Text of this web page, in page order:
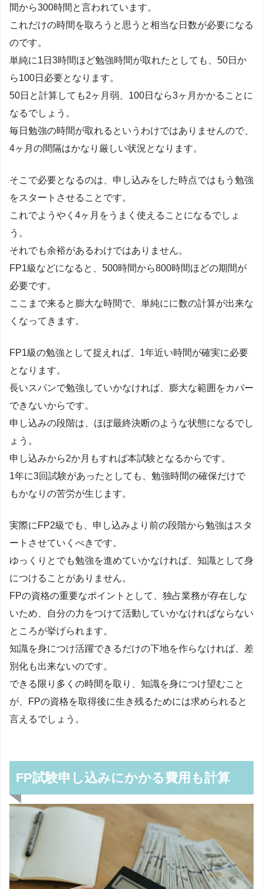
間から300時間と言われています。
これだけの時間を取ろうと思うと相当な日数が必要になる
のです。
単純に1日3時間ほど勉強時間が取れたとしても、50日か
ら100日必要となります。
50日と計算しても2ヶ月弱、100日なら3ヶ月かかることに
なるでしょう。
毎日勉強の時間が取れるというわけではありませんので、
4ヶ月の間隔はかなり厳しい状況となります。
そこで必要となるのは、申し込みをした時点ではもう勉強
をスタートさせることです。
これでようやく4ヶ月をうまく使えることになるでしょ
う。
それでも余裕があるわけではありません。
FP1級などになると、500時間から800時間ほどの期間が
必要です。
ここまで来ると膨大な時間で、単純にに数の計算が出来な
くなってきます。
FP1級の勉強として捉えれば、1年近い時間が確実に必要
となります。
長いスパンで勉強していかなければ、膨大な範囲をカバー
できないからです。
申し込みの段階は、ほぼ最終決断のような状態になるでし
ょう。
申し込みから2か月もすれば本試験となるからです。
1年に3回試験があったとしても、勉強時間の確保だけで
もかなりの苦労が生じます。
実際にFP2級でも、申し込みより前の段階から勉強はスタ
ートさせていくべきです。
ゆっくりとでも勉強を進めていかなければ、知識として身
につけることがありません。
FPの資格の重要なポイントとして、独占業務が存在しな
いため、自分の力をつけて活動していかなければならない
ところが挙げられます。
知識を身につけ活躍できるだけの下地を作らなければ、差
別化も出来ないのです。
できる限り多くの時間を取り、知識を身につけ望むこと
が、FPの資格を取得後に生き残るためには求められると
言えるでしょう。
FP試験申し込みにかかる費用も計算